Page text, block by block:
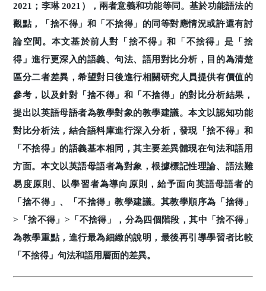
2021；李琳 2021），兩者意義和功能等同。基於功能語法的
觀點，「捨不得」和「不捨得」的同等對應情況或許還有討
論空間。本文基於前人對「捨不得」和「不捨得」是「捨
得」進行更深入的語義、句法、語用對比分析，目的為清楚
區分二者差異，希望對日後進行相關研究人員提供有價值的
參考，以及針對「捨不得」和「不捨得」的對比分析結果，
提出以英語母語者為教學對象的教學建議。本文以認知功能
對比分析法，結合語料庫進行深入分析，發現「捨不得」和
「不捨得」的語義基本相同，其主要差異體現在句法和語用
方面。本文以英語母語者為對象，根據標記性理論、語法難
易度原則、以學習者為導向原則，給予面向英語母語者的
「捨不得」、「不捨得」教學建議。其教學順序為「捨得」
>「捨不得」>「不捨得」，分為四個階段，其中「捨不得」
為教學重點，進行最為細緻的說明，最後再引導學習者比較
「不捨得」句法和語用層面的差異。